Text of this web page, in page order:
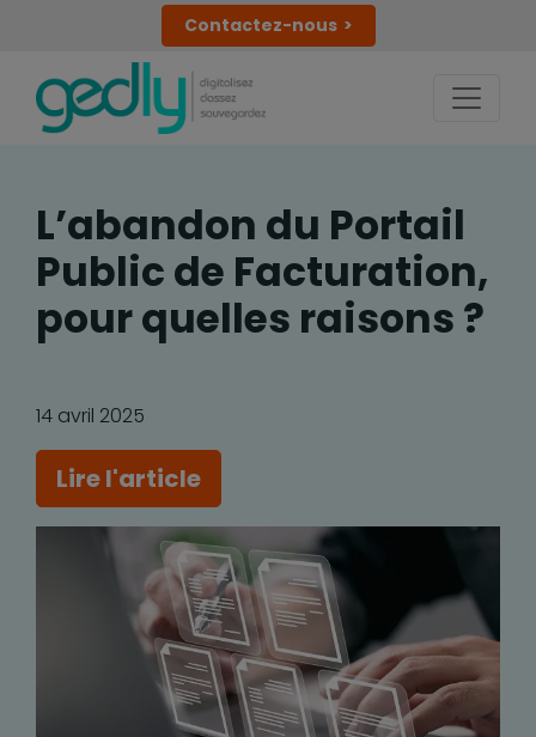
Contactez-nous
L’abandon du Portail
Public de Facturation,
pour quelles raisons ?
14 avril 2025
Lire l'article